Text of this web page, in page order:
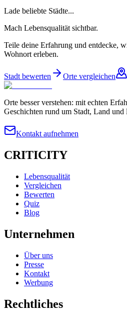
Lade beliebte Städte...
Mach Lebensqualität sichtbar.
Teile deine Erfahrung und entdecke,
Wohnort erleben.
Stadt bewerten Orte vergleichen
Orte besser verstehen: mit echten
Geschichten rund um Stadt, Land und
Kontakt aufnehmen
CRITICITY
Lebensqualität
Vergleichen
Bewerten
Quiz
Blog
Unternehmen
Über uns
Presse
Kontakt
Werbung
Rechtliches